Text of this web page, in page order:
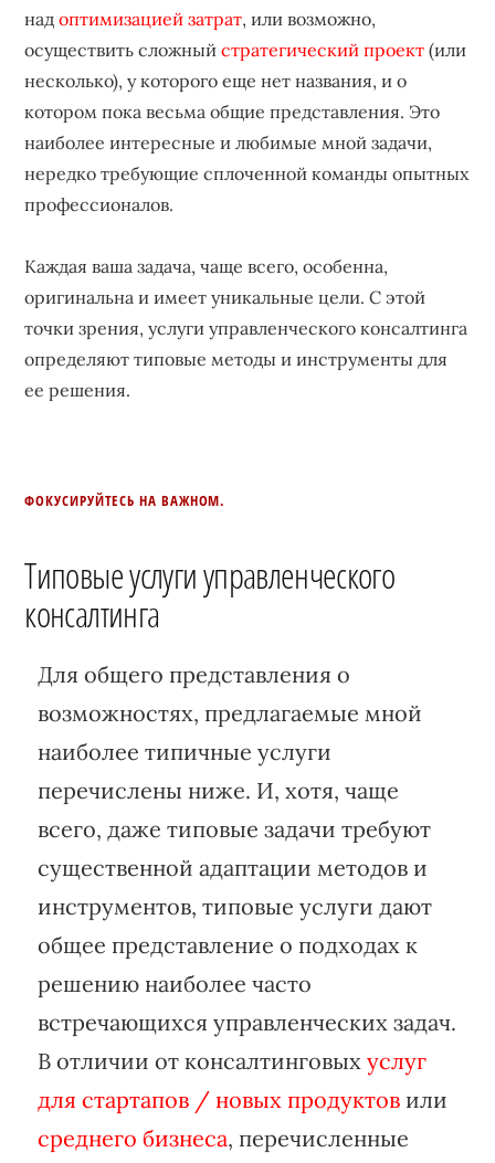
надоптимизацией затрат, или возможно,
осуществить сложныйстратегический проект (или
несколько), у которого еще нет названия, и о
котором пока весьма общие представления. Это
наиболее интересные и любимые мной задачи,
нередко требующие сплоченной команды опытных
профессионалов.
Каждая ваша задача, чаще всего, особенна,
оригинальна и имеет уникальные цели. С этой
точки зрения, услуги управленческого консалтинга
определяют типовые методы и инструменты для
ее решения.
ФОКУСИРУЙТЕСЬ НА ВАЖНОМ.
Типовые услуги управленческого
консалтинга
Для общего представления о
возможностях, предлагаемые мной
наиболее типичные услуги
перечислены ниже. И, хотя, чаще
всего, даже типовые задачи требуют
существенной адаптации методов и
инструментов, типовые услуги дают
общее представление о подходах к
решению наиболее часто
встречающихся управленческих задач.
В отличии от консалтинговыхуслуг
для стартапов / новых продуктов или
среднего бизнеса, перечисленные